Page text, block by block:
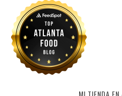
MI TIENDA EN